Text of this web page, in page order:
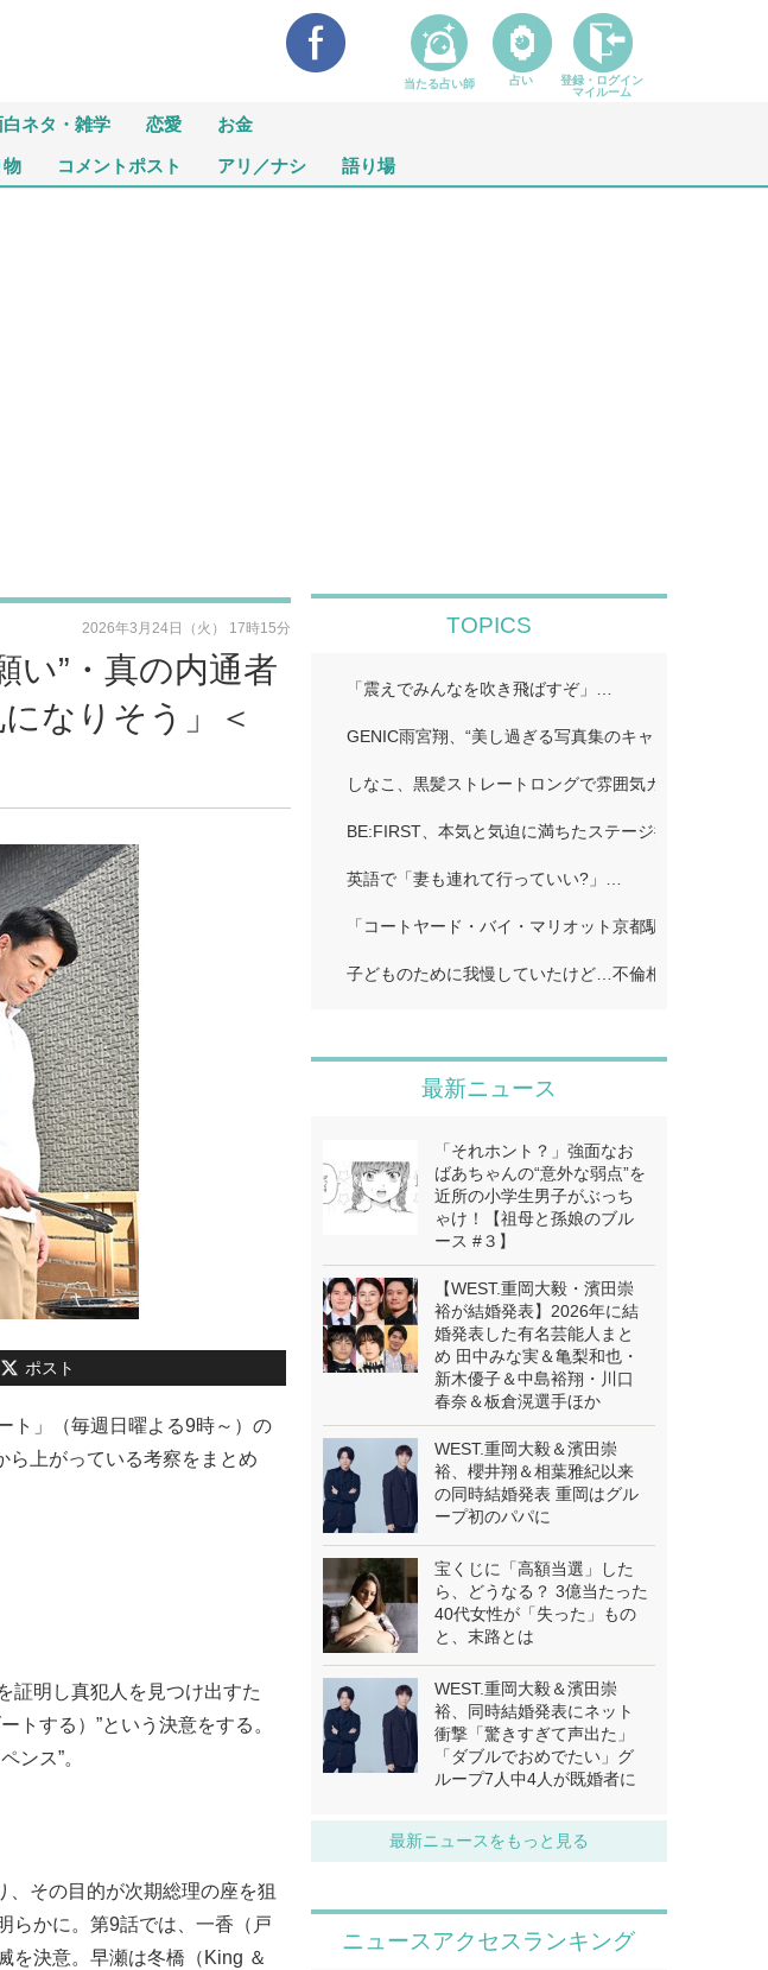
白ネタ・雑学 恋愛 お金
物 コメントポスト アリ／ナシ 語り場
い”・真の内通者
なりそう」＜
2026年3月24日（火） 17時15分
ポスト
ト」（毎週日曜よる9時～）の
ら上がっている考察をまとめ
証明し真犯人を見つけ出すた
トする）”という決意をする。
ンス”。
その目的が次期総理の座を狙
らかに。第9話では、一香（戸
を決意。早瀬は冬橋（King ＆
TOPICS
「震えでみんなを吹き飛ばすぞ」…
GENIC雨宮翔、“美し過ぎる写真集のキャッチコピーに
しなこ、黒髪ストレートロングで雰囲気ガラリ「一瞬
BE:FIRST、本気と気迫に満ちたステージ披露…
英語で「妻も連れて行っていい?」…
「コートヤード・バイ・マリオット京都駅」…
子どものために我慢していたけど…不倫相手に「離婚
最新ニュース
「それホント？」強面なお
ばあちゃんの“意外な弱点”を
近所の小学生男子がぶっち
ゃけ！【祖母と孫娘のブル
ース #３】
【WEST.重岡大毅・濱田崇
裕が結婚発表】2026年に結
婚発表した有名芸能人まと
め 田中みな実＆亀梨和也・
新木優子＆中島裕翔・川口
春奈＆板倉滉選手ほか
WEST.重岡大毅＆濱田崇
裕、櫻井翔＆相葉雅紀以来
の同時結婚発表 重岡はグル
ープ初のパパに
宝くじに「高額当選」した
ら、どうなる？ 3億当たった
40代女性が「失った」もの
と、末路とは
WEST.重岡大毅＆濱田崇
裕、同時結婚発表にネット
衝撃「驚きすぎて声出た」
「ダブルでおめでたい」グ
ループ7人中4人が既婚者に
最新ニュースをもっと見る
ニュースアクセスランキング
当たる占い師 占い
登録・ログイン
マイルーム